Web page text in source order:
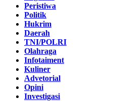
Peristiwa
Politik
Hukrim
Daerah
TNI/POLRI
Olahraga
Infotaiment
Kuliner
Advetorial
Opini
Investigasi